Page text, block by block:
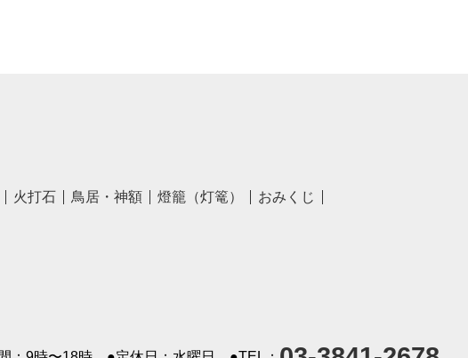
火打石 鳥居・神額 燈籠（灯篭）
おみくじ